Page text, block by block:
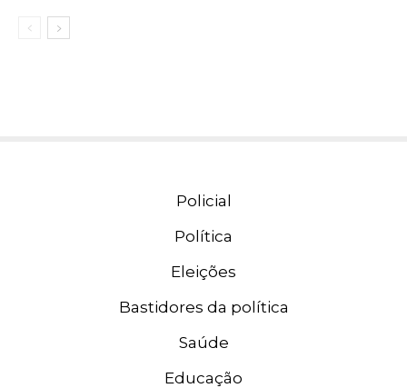
Policial
Política
Eleições
Bastidores da política
Saúde
Educação